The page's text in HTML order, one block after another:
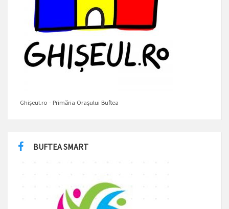
Ghișeul.ro - Primăria Orașului Buftea
BUFTEA SMART